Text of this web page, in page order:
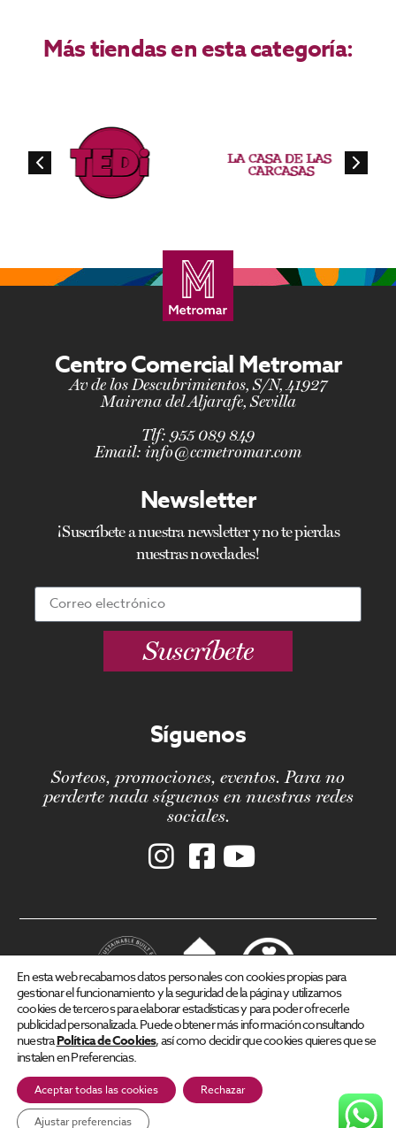
Más tiendas en esta categoría:
Centro Comercial Metromar
Av de los Descubrimientos, S/N, 41927
Mairena del Aljarafe, Sevilla
Tlf:955 089 849
Email: info@ccmetromar.com
Newsletter
¡Suscríbete a nuestra newsletter y no te pierdas
nuestras novedades!
Suscríbete
Síguenos
Sorteos, promociones, eventos. Para no
perderte nada síguenos en nuestras redes
sociales.
Aviso legalPolítica de privacidadPolítica de cookies
Todos los derechos reservados. 2025©
En esta web recabamos datos personales con cookies propias para
gestionar el funcionamiento y la seguridad de la página y utilizamos
cookies de terceros para elaborar estadísticas y para poder ofrecerle
publicidad personalizada. Puede obtener más información consultando
nuestraPolítica de Cookies, así como decidir que cookies quieres que se
instalen en Preferencias.
Aceptar todas las cookies Rechazar
Ajustar preferencias